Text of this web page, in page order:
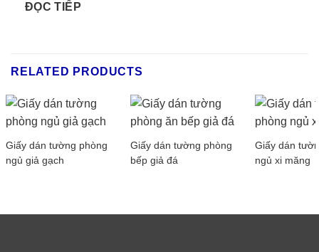
ĐỌC TIẾP
RELATED PRODUCTS
Giấy dán tường phòng
ngủ giả gạch
Giấy dán tường phòng
bếp giả đá
Giấy dán
ngủ xi măng